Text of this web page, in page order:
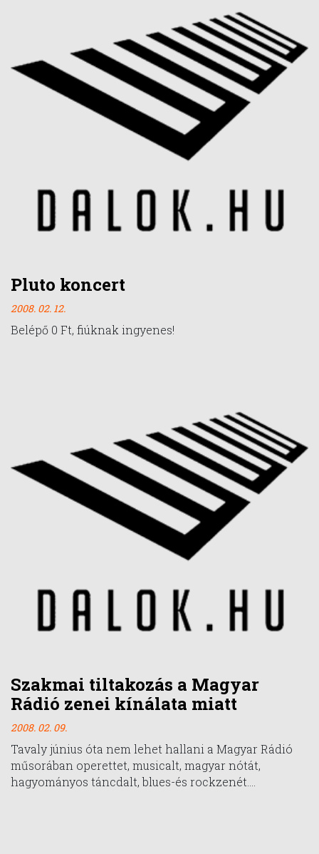
Pluto koncert
2008. 02. 12.
Belépő 0 Ft, fiúknak ingyenes!
Szakmai tiltakozás a Magyar
Rádió zenei kínálata miatt
2008. 02. 09.
Tavaly június óta nem lehet hallani a Magyar Rádió
műsorában operettet, musicalt, magyar nótát,
hagyományos táncdalt, blues-és rockzenét....